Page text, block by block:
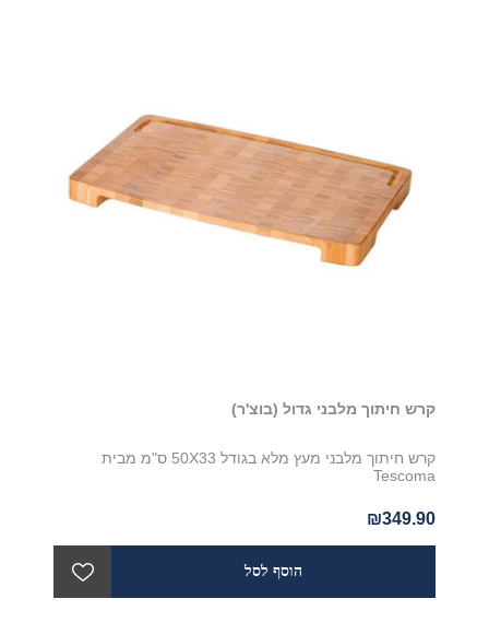
קרש חיתוך מלבני גדול (בוצ'ר)
קרש חיתוך מלבני מעץ מלא בגודל 50X33 ס"מ מבית
Tescoma
₪349.90